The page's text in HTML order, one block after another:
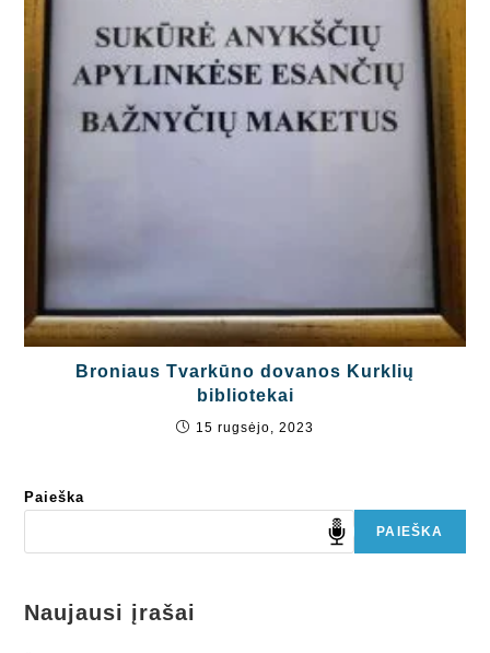
Broniaus Tvarkūno dovanos Kurklių
bibliotekai
15 rugsėjo, 2023
Paieška
PAIEŠKA
Naujausi įrašai